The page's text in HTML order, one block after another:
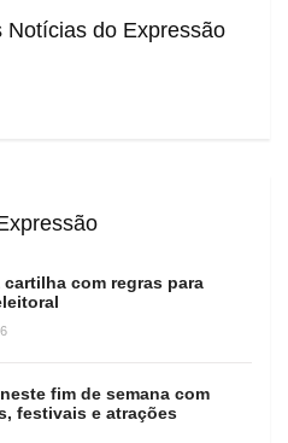
Notícias do Expressão
cartilha com regras para
fim de semana com
festivais e atrações